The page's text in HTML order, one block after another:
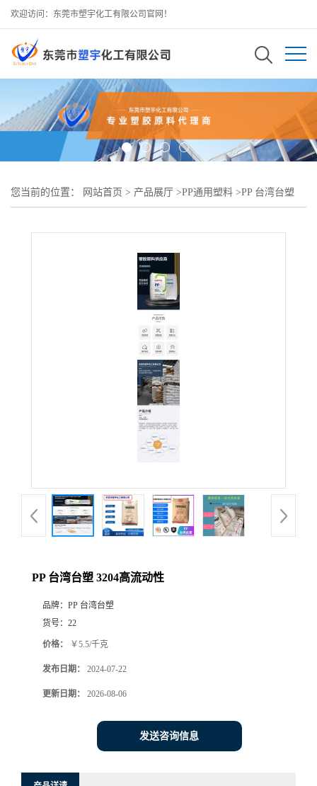
欢迎访问：东莞市塑宇化工有限公司官网！
您当前的位置： 网站首页 > 产品展厅 >PP通用塑料 >PP 台湾台塑
PP 台湾台塑 3204高流动性
品牌： PP 台湾台塑
货号： 22
价格： ￥5.5/千克
发布日期： 2024-07-22
更新日期： 2026-08-06
发送咨询信息